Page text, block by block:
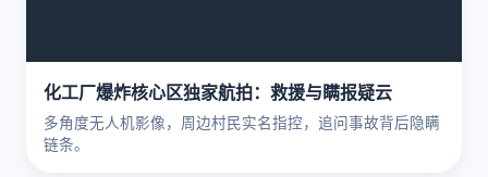
化工厂爆炸核心区独家航拍：救援与瞒报疑云
多角度无人机影像，周边村民实名指控，追问事故背后隐瞒
链条。